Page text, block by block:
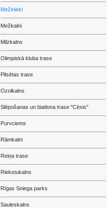
Mežinieki
Mežkalni
Milzkalns
Olimpiskā kluba trase
Pilsētas trase
Ozolkalns
Slēpošanas un biatlona trase "Cēsis"
Purvciems
Rāmkalni
Reiņa trase
Riekstukalns
Rīgas Sniega parks
Sauleskalns